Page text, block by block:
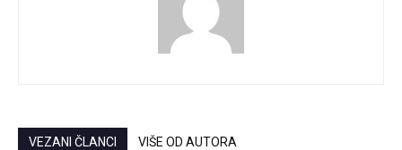
VEZANI ČLANCI VIŠE OD AUTORA